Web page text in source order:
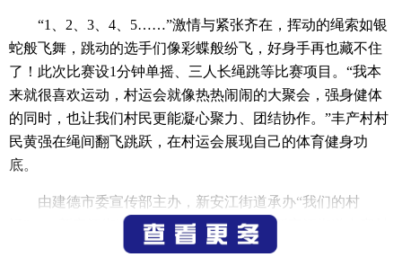
“1、2、3、4、5……”激情与紧张齐在，挥动的绳索如银
蛇般飞舞，跳动的选手们像彩蝶般纷飞，好身手再也藏不住
了！此次比赛设1分钟单摇、三人长绳跳等比赛项目。“我本
来就很喜欢运动，村运会就像热热闹闹的大聚会，强身健体
的同时，也让我们村民更能凝心聚力、团结协作。”丰产村村
民黄强在绳间翻飞跳跃，在村运会展现自己的体育健身功
底。
由建德市委宣传部主办，新安江街道承办“我们的村
运”——新安江街道农村文化礼堂运动会在新安江街道丰产村
文化礼堂和新安江街道新蓬村文化礼堂举行，旨在喜迎亚运